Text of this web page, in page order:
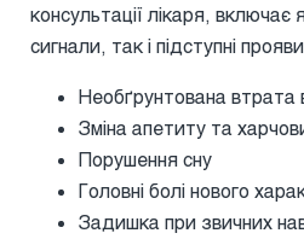
консультації лікаря, включає
сигнали, так і підступні
Необґрунтована втрата
Зміна апетиту та
Порушення сну
Головні болі нового
Задишка при звичних